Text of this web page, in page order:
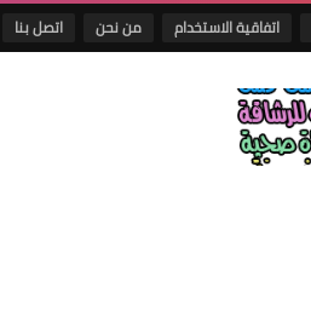
اتفاقية الاستخدام من نحن اتصل بنا